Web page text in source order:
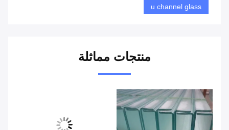
u channel glass
منتجات مماثلة